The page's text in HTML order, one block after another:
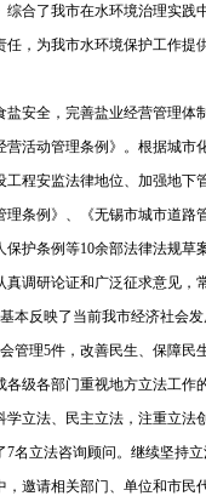
了我市在水环境治理实践
，为我市水环境保护工作
全，完善盐业经营管理体
活动管理条例》。根据城
程安监法律地位、加强地
例》、《无锡市城市道路
护条例等10余部法律法规草
研论证和广泛征求意见，
本反映了当前我市经济社会
管理5件，改善民生、保障
级各部门重视地方立法工作
法、民主立法，注重立法
名立法咨询顾问。继续坚持
邀请相关部门、单位和市